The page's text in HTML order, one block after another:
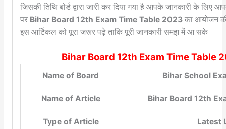
जिसकी तिथि बोर्ड द्वारा जारी कर दिया गया है आपके जानकारी के लिए
पर Bihar Board 12th Exam Time Table 2023 का आयोजन
इस आर्टिकल को पूरा जरूर पढ़े ताकि पूरी जानकारी समझ में आ सके
Bihar Board 12th Exam Time Table
Name of Board Bihar School
Name of Article Bihar Board 12th
Type of Article Latest